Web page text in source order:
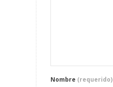
Nombre (requerido)